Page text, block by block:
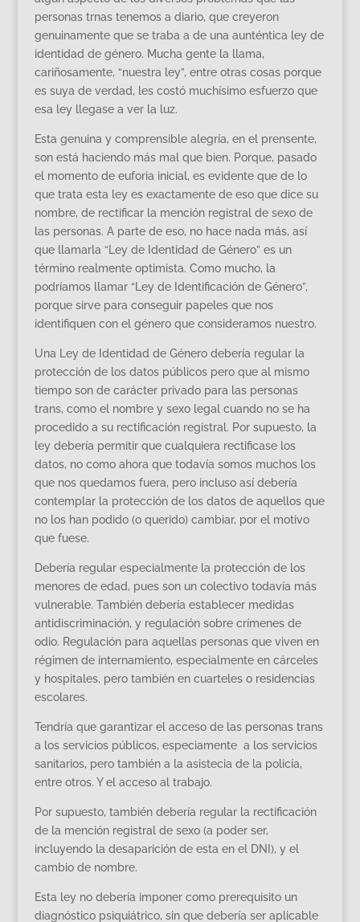
personas trnas tenemos a diario, que creyeron
genuinamente que se traba a de una aunténtica ley de
identidad de género. Mucha gente la llama,
cariñosamente, “nuestra ley”, entre otras cosas porque
es suya de verdad, les costó muchísimo esfuerzo que
esa ley llegase a ver la luz.
Esta genuina y comprensible alegría, en el prensente,
son está haciendo más mal que bien. Porque, pasado
el momento de euforia inicial, es evidente que de lo
que trata esta ley es exactamente de eso que dice su
nombre, de rectificar la mención registral de sexo de
las personas. A parte de eso, no hace nada más, así
que llamarla “Ley de Identidad de Género” es un
término realmente optimista. Como mucho, la
podríamos llamar “Ley de Identificación de Género”,
porque sirve para conseguir papeles que nos
identifiquen con el género que consideramos nuestro.
Una Ley de Identidad de Género debería regular la
protección de los datos públicos pero que al mismo
tiempo son de carácter privado para las personas
trans, como el nombre y sexo legal cuando no se ha
procedido a su rectificación registral. Por supuesto, la
ley debería permitir que cualquiera rectificase los
datos, no como ahora que todavía somos muchos los
que nos quedamos fuera, pero incluso así debería
contemplar la protección de los datos de aquellos que
no los han podido (o querido) cambiar, por el motivo
que fuese.
Debería regular especialmente la protección de los
menores de edad, pues son un colectivo todavía más
vulnerable. También debería establecer medidas
antidiscriminación, y regulación sobre crímenes de
odio. Regulación para aquellas personas que viven en
régimen de internamiento, especialmente en cárceles
y hospitales, pero también en cuarteles o residencias
escolares.
Tendría que garantizar el acceso de las personas trans
a los servicios públicos, especiamente a los servicios
sanitarios, pero también a la asistecia de la policía,
entre otros. Y el acceso al trabajo.
Por supuesto, también debería regular la rectificación
de la mención registral de sexo (a poder ser,
incluyendo la desaparición de esta en el DNI), y el
cambio de nombre.
Esta ley no debería imponer como prerequisito un
diagnóstico psiquiátrico, sin que debería ser aplicable